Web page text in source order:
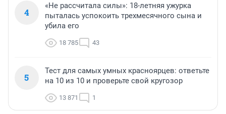
4
«Не рассчитала силы»: 18-летняя ужурка
пыталась успокоить трехмесячного сына и
убила его
18 785 43
5
Тест для самых умных красноярцев: ответьте
на 10 из 10 и проверьте свой кругозор
13 871 1